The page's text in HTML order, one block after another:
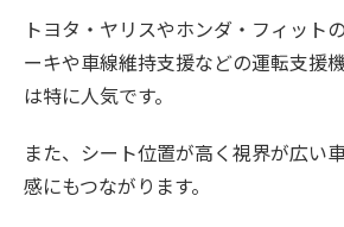
トヨタ・ヤリスやホンダ・フィット
ーキや車線維持支援などの運転支援
は特に人気です。
また、シート位置が高く視界が広い
感にもつながります。